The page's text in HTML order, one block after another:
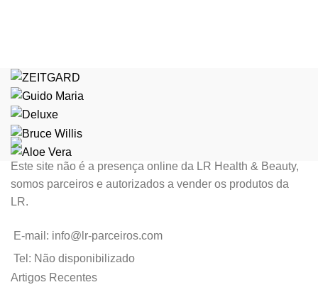
Este site não é a presença online da LR Health & Beauty,
somos parceiros e autorizados a vender os produtos da
LR.
E-mail: info@lr-parceiros.com
Tel: Não disponibilizado
Artigos Recentes